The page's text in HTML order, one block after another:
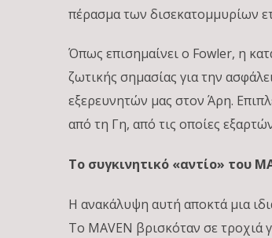
πέρασμα των δισεκατομμυρίων
Όπως επισημαίνει ο Fowler, η
ζωτικής σημασίας για την
εξερευνητών μας στον Άρη.
από τη Γη, από τις οποίες
Το συγκινητικό «αντίο» του
Η ανακάλυψη αυτή αποκτά μια
Το MAVEN βρισκόταν σε τροχιά